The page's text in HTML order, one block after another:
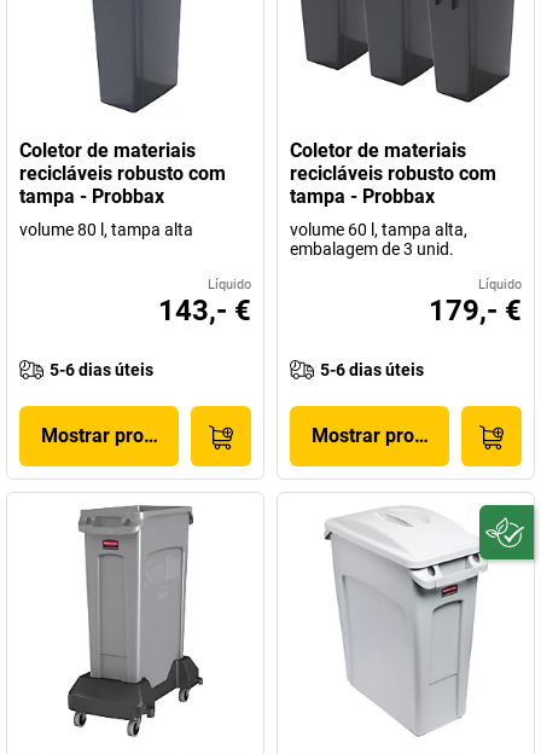
Coletor de materiais
recicláveis robusto com
tampa - Probbax
volume 80 l, tampa alta
Líquido
143,- €
5-6 dias úteis
Mostrar produto
Coletor de materiais
recicláveis robusto com
tampa - Probbax
volume 60 l, tampa alta,
embalagem de 3 unid.
Líquido
179,- €
5-6 dias úteis
Mostrar produto